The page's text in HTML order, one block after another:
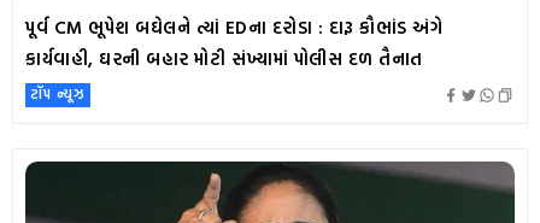
પૂર્વ CM ભૂપેશ બઘેલને ત્યાં EDના દરોડા : દારૂ કૌભાંડ અંગે
કાર્યવાહી, ઘરની બહાર મોટી સંખ્યામાં પોલીસ દળ તૈનાત
ટૉપ ન્યૂઝ